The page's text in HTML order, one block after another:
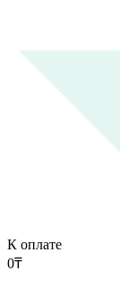
К оплате
0₸